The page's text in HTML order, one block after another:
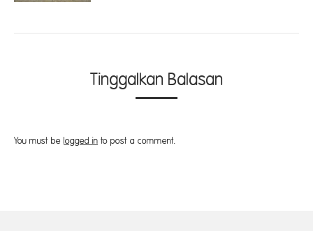
Tinggalkan Balasan
You must be logged in to post a comment.